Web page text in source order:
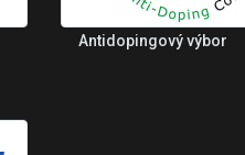
Antidopingový výbor